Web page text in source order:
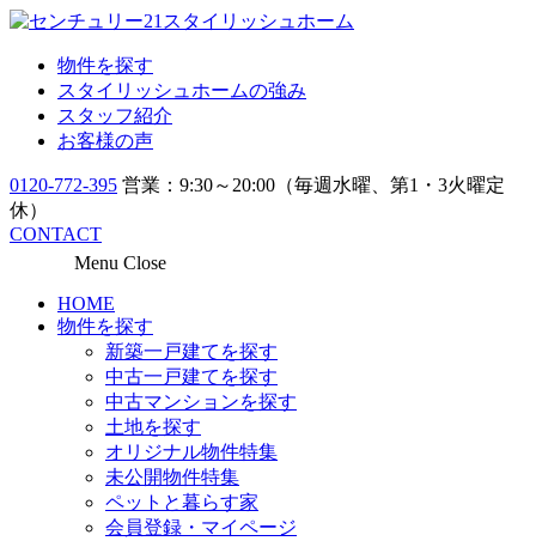
物件を探す
スタイリッシュホームの強み
スタッフ紹介
お客様の声
0120-772-395 営業：9:30～20:00（毎週水曜、第1・3火曜定
休）
CONTACT
Menu Close
HOME
物件を探す
新築一戸建てを探す
中古一戸建てを探す
中古マンションを探す
土地を探す
オリジナル物件特集
未公開物件特集
ペットと暮らす家
会員登録・マイページ